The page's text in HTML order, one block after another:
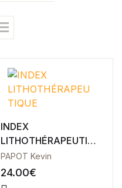
INDEX
LITHOTHÉRAPEUTIQU
E
PAPOT Kevin
24.00€